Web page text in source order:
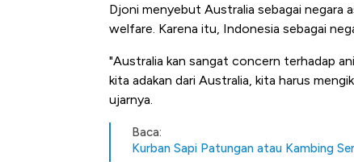
Djoni menyebut Australia sebagai negara
welfare. Karena itu, Indonesia sebagai
"Australia kan sangat concern terhadap
kita adakan dari Australia, kita harus
ujarnya.
Baca:
Kurban Sapi Patungan atau Kambing